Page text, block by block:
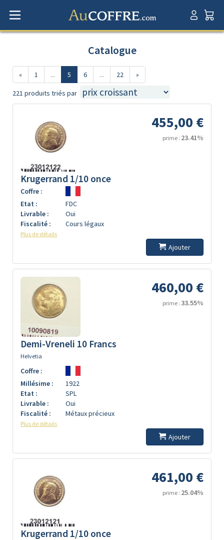
Catalogue
« 1 ... 5 6 ... 22 »
221 produits triés par
455,00 €
prime : 23.41%
Krugerrand 1/10 once
Coffre :
Etat :
FDC
Livrable :
Oui
Fiscalité :
Cours légaux
Plus de détails
Ajouter
460,00 €
prime : 33.55%
Demi-Vreneli 10 Francs
Helvetia
Coffre :
Millésime :
1922
Etat :
SPL
Livrable :
Oui
Fiscalité :
Métaux précieux
Plus de détails
Ajouter
461,00 €
prime : 25.04%
Krugerrand 1/10 once